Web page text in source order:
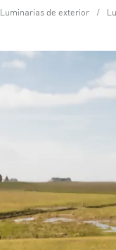
Luminarias de exterior